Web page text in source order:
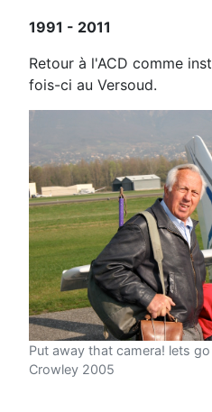
1991 - 2011
Retour à l'ACD comme
fois-ci au Versoud.
Put away that camera! lets
Crowley 2005